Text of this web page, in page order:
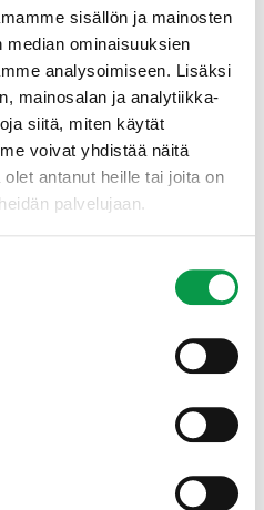
sisällön ja mainosten
median ominaisuuksien
analysoimiseen. Lisäksi
mainosalan ja analytiikka-
siitä, miten käytät
voivat yhdistää näitä
antanut heille tai joita on
palvelujaan.
tai luontotyyppejä kohde
suo, vanha metsä,
ja sen luontoarvoista.